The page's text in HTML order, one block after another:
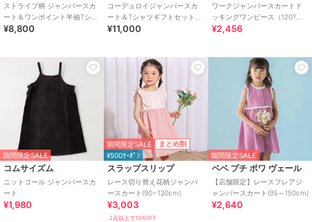
ストライプ柄 ジャンパースカ
ート＆ワンポイント半袖Tシャ
ツセット【BOX付き】
¥8,800
コーデュロイジャンパースカ
ート＆Tシャツギフトセット
【BOX付き】
¥11,000
ワークジャンパースカートド
ッキングワンピース（120?
160cm）
¥2,456
期間限定SALE
コムサイズム
ニットコール ジャンパースカ
ート
¥1,980
期間限定SALE まとめ割
¥500ｸｰﾎﾟﾝ
スラップスリップ
レース切り替え花柄ジャンパ
ースカート(90~130cm)
¥3,003
2点以上で10%OFF
期間限定SALE
ベベ プチ ポワ ヴェール
【店舗限定】レースフレアジ
ャンパースカート(95～150cm)
¥2,640